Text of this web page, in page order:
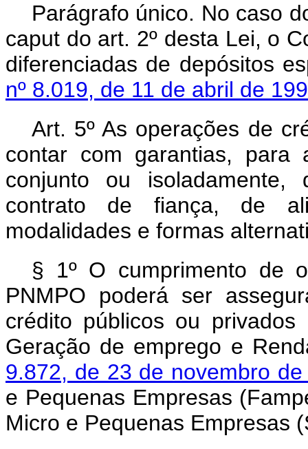
Parágrafo único. No caso
caput do art. 2º desta Lei, o
diferenciadas de depósitos
nº 8.019, de 11 de abril de
Art. 5º As operações de
contar com garantias,
conjunto ou
contrato de fiança, de
modalidades e formas
§ 1º O cumprimento de
PNMPO poderá ser
crédito públicos ou
Geração de emprego e
9.872, de 23 de novembro
e Pequenas Empresas
Micro e Pequenas Empresas